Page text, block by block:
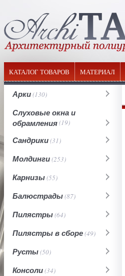
КАТАЛОГ ТОВАРОВ МАТЕРИАЛ
Арки(130)
Слуховые окна и
обрамления(19)
Сандрики(31)
Молдинги(253)
Карнизы(55)
Балюстрады(87)
Пилястры(64)
Пилястры в сборе(49)
Русты(50)
Консоли(34)